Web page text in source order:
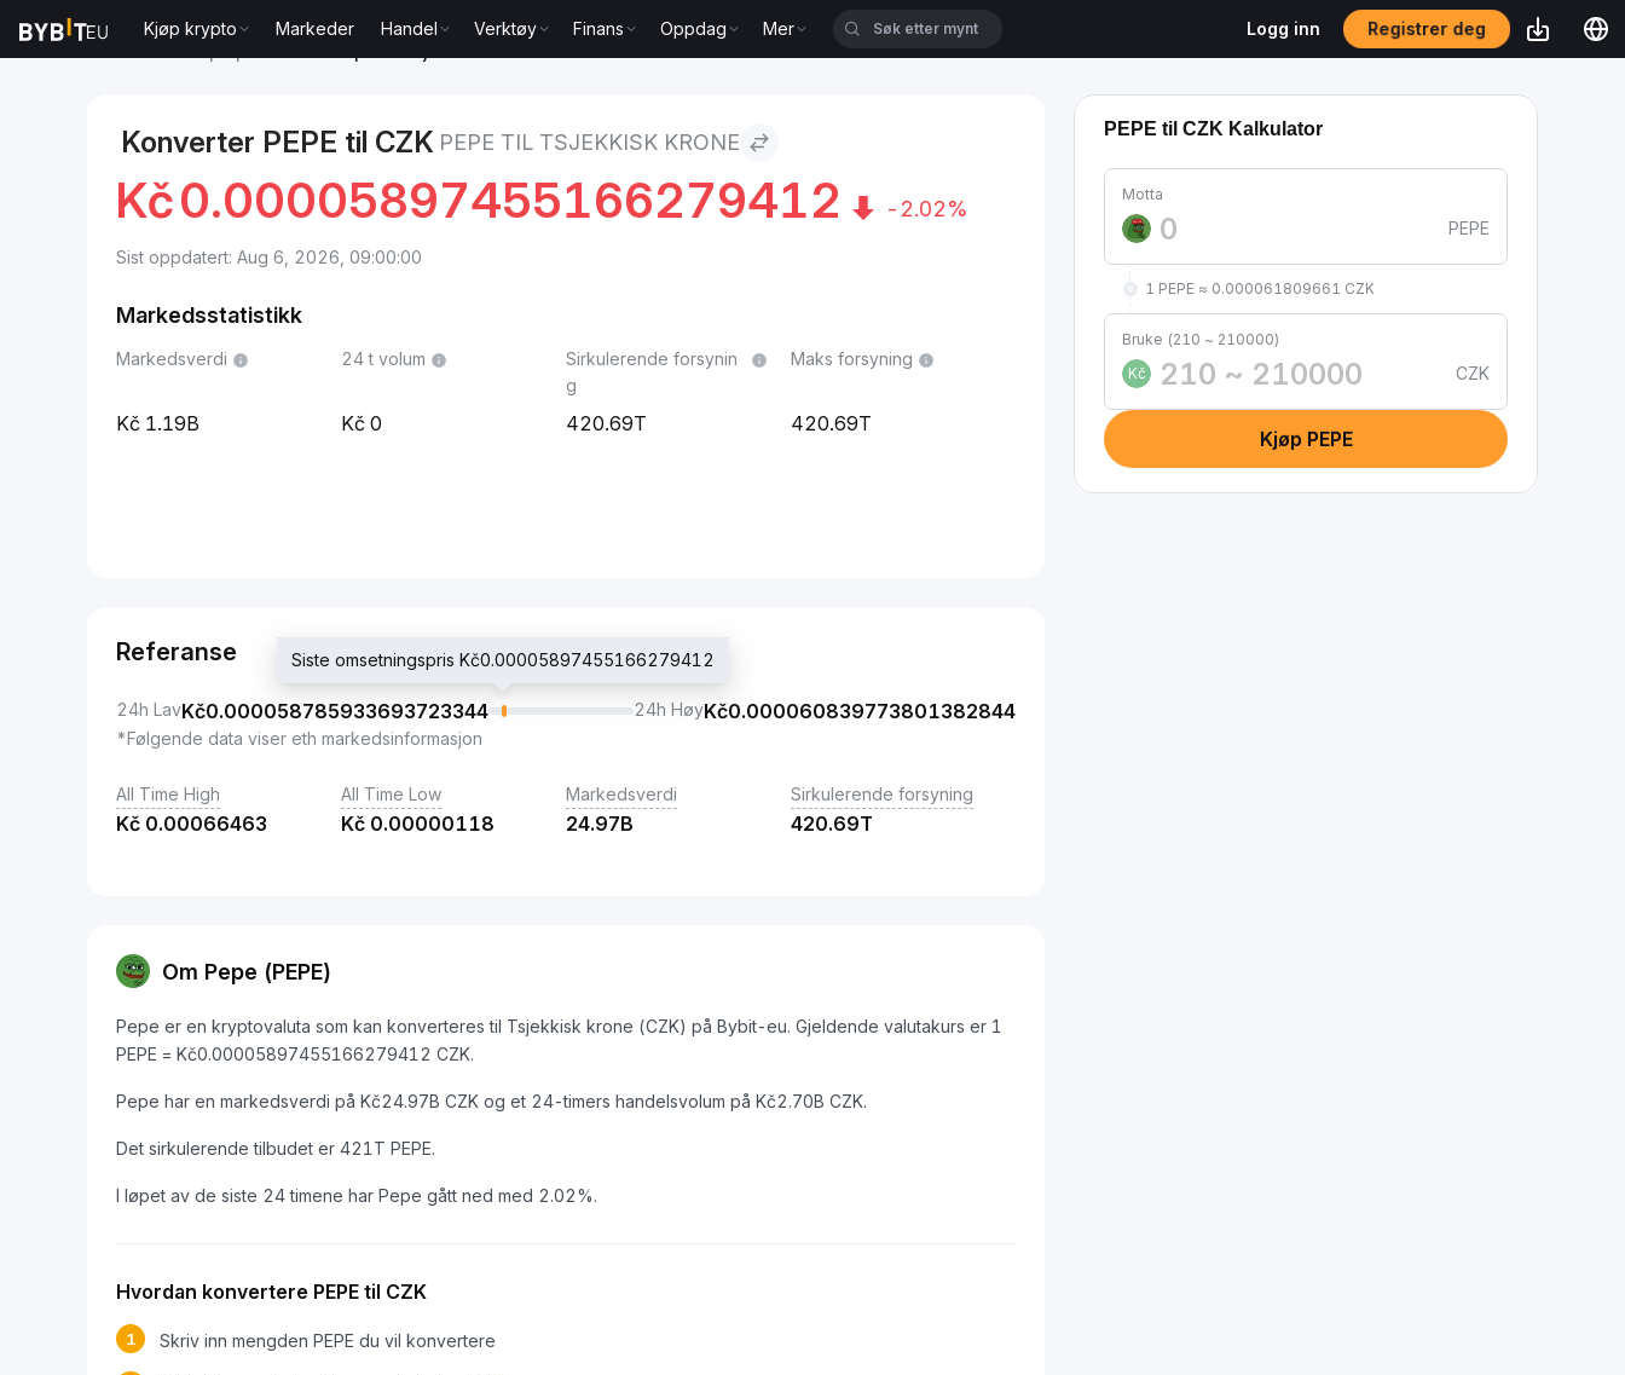
Kjøp krypto Markeder Handel Verktøy Finans Oppdag Mer Logg inn Registrer deg
Konverter PEPE til CZK PEPE TIL TSJEKKISK KRONE
Kč0.00005897455166279412 -2.02%
Sist oppdatert: Aug 6, 2026, 09:00:00
Markedsstatistikk
Markedsverdi
1.19B
24 t volum
0
Sirkulerende forsynin
g
420.69T
Maks forsyning
420.69T
Referanse
24h LavKč0.000058785933693723344
Siste omsetningspris Kč0.00005897455166279412
24h HøyKč0.000060839773801382844
*Følgende data viser eth markedsinformasjon
All Time High
Kč 0.00066463
All Time Low
Kč 0.00000118
Markedsverdi
24.97B
Sirkulerende forsyning
420.69T
Om Pepe (PEPE)
Pepe er en kryptovaluta som kan konverteres til Tsjekkisk krone (CZK) på Bybit-eu. Gjeldende valutakurs er 1
PEPE = Kč0.00005897455166279412 CZK.
Pepe har en markedsverdi på Kč24.97B CZK og et 24-timers handelsvolum på Kč2.70B CZK.
Det sirkulerende tilbudet er 421T PEPE.
I løpet av de siste 24 timene har Pepe gått ned med 2.02%.
Hvordan konvertere PEPE til CZK
1 Skriv inn mengden PEPE du vil konvertere
PEPE til CZK Kalkulator
Motta
PEPE
1 PEPE ≈ 0.000061809661 CZK
Bruke (210 ~ 210000)
Kč
CZK
Kjøp PEPE